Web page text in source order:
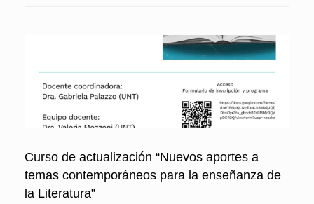
Curso de actualización “Nuevos aportes a
temas contemporáneos para la enseñanza de
la Literatura”